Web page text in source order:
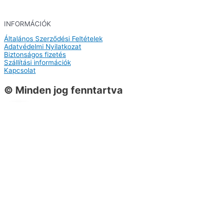
INFORMÁCIÓK
Általános Szerződési Feltételek
Adatvédelmi Nyilatkozat
Biztonságos fizetés
Szállítási információk
Kapcsolat
© Minden jog fenntartva